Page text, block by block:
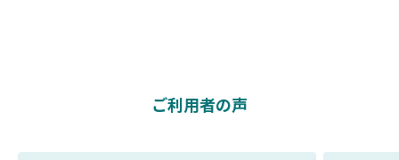
ご利用者の声